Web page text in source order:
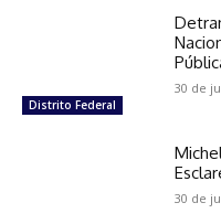
Distrito Federal
30 de
30 de